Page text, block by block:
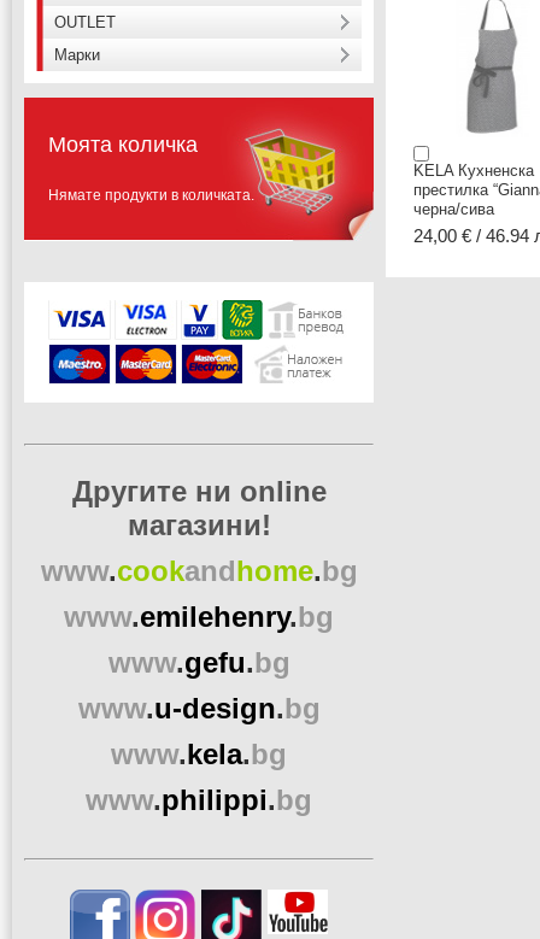
KELA Кухненска
престилка
черна/сива
24,00 € / 46.94
OUTLET
Марки
Моята количка
Нямате продукти в количката.
Другите ни online
магазини!
www.cookandhome.bg
www.emilehenry.bg
www.gefu.bg
www.u-design.bg
www.kela.bg
www.philippi.bg